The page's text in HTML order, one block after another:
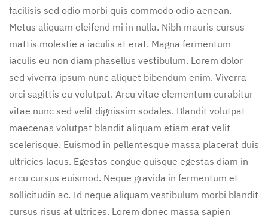
facilisis sed odio morbi quis commodo odio aenean.
Metus aliquam eleifend mi in nulla. Nibh mauris cursus
mattis molestie a iaculis at erat. Magna fermentum
iaculis eu non diam phasellus vestibulum. Lorem dolor
sed viverra ipsum nunc aliquet bibendum enim. Viverra
orci sagittis eu volutpat. Arcu vitae elementum curabitur
vitae nunc sed velit dignissim sodales. Blandit volutpat
maecenas volutpat blandit aliquam etiam erat velit
scelerisque. Euismod in pellentesque massa placerat duis
ultricies lacus. Egestas congue quisque egestas diam in
arcu cursus euismod. Neque gravida in fermentum et
sollicitudin ac. Id neque aliquam vestibulum morbi blandit
cursus risus at ultrices. Lorem donec massa sapien